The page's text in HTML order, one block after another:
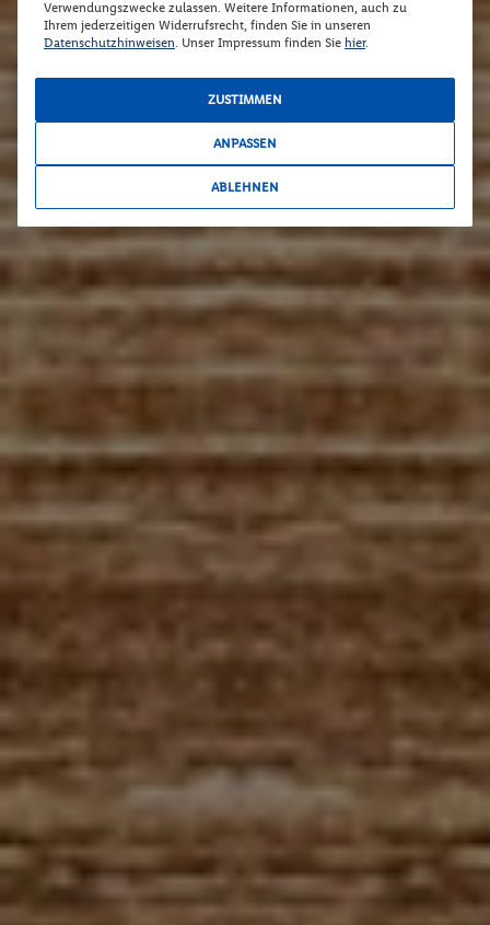
Verwendungszwecke zulassen. Weitere Informationen, auch zu
Ihrem jederzeitigen Widerrufsrecht, finden Sie in unseren
Datenschutzhinweisen. Unser Impressum finden Sie hier.
ZUSTIMMEN
ANPASSEN
ABLEHNEN